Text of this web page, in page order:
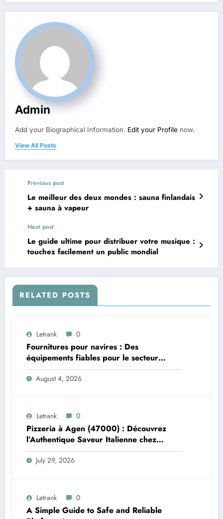
Admin
Add your Biographical Information. Edit your Profile now.
View All Posts
Previous post
Le meilleur des deux mondes : sauna finlandais
+ sauna à vapeur
Next post
Le guide ultime pour distribuer votre musique :
touchez facilement un public mondial
RELATED POSTS
Letrank 0
Fournitures pour navires : Des
équipements fiables pour le secteur
maritime
August 4, 2026
Letrank 0
Pizzeria à Agen (47000) : Découvrez
l’Authentique Saveur Italienne chez
Trattoria Pasta Pizza Brax
July 29, 2026
Letrank 0
A Simple Guide to Safe and Reliable